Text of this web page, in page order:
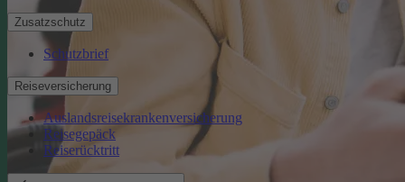
Zusatzschutz
Schutzbrief
Reiseversicherung
Auslandsreisekrankenversicherung
Reisegepäck
Reiserücktritt